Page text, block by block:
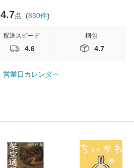
4.7点 (830件)
配送スピード
4.6
梱包
4.7
営業日カレンダー